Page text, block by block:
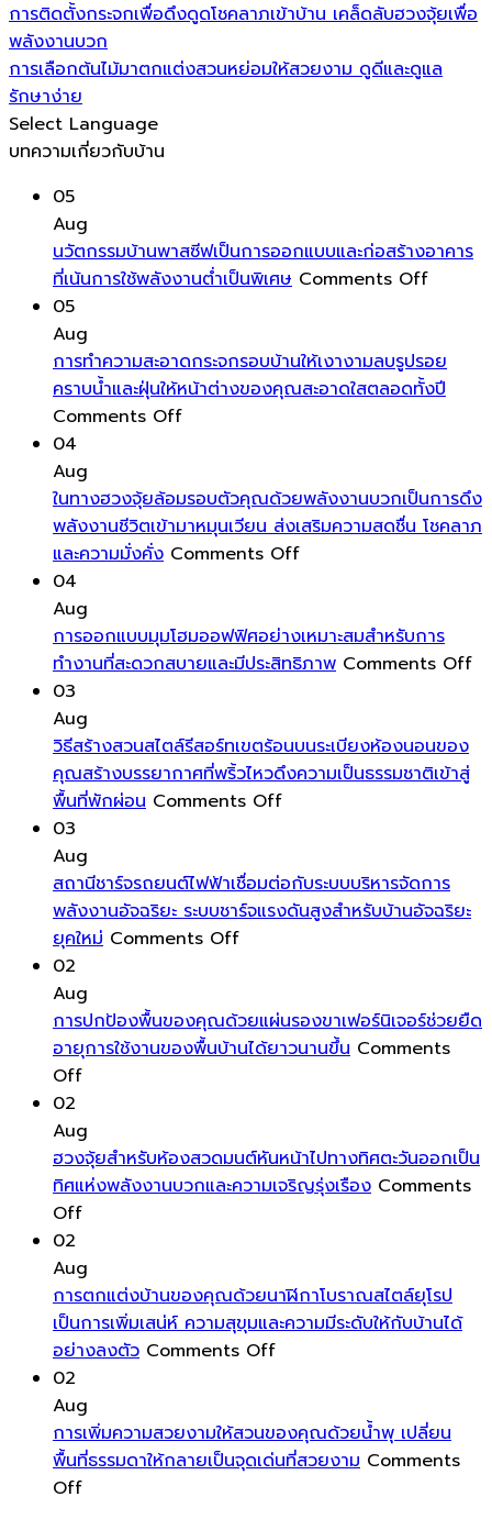
การติดตั้งกระจกเพื่อดึงดูดโชคลาภเข้าบ้าน เคล็ดลับฮวงจุ้ยเพื่อ
พลังงานบวก
การเลือกต้นไม้มาตกแต่งสวนหย่อมให้สวยงาม ดูดีและดูแล
รักษาง่าย
Select Language
บทความเกี่ยวกับบ้าน
05
Aug
นวัตกรรมบ้านพาสซีฟเป็นการออกแบบและก่อสร้างอาคาร
ที่เน้นการใช้พลังงานต่ำเป็นพิเศษ Comments Offon
พาส
ซีฟ
ก่อสร้าง
อาคาร
ใช้
พลังงาน
พิเศษ
05
Aug
การทำความสะอาดกระจกรอบบ้านให้เงางามลบรูปรอย
คราบน้ำและฝุ่นให้หน้าต่างของคุณสะอาดใสตลอดทั้งปี
Comments Offon
สะอาด
กระจก
รอบ
เงา
งาม
รอย
คราบ
น้ำ
ให้
หน้าต่าง
ของ
ใส
ตลอด
04
Aug
ในทางฮวงจุ้ยล้อมรอบตัวคุณด้วยพลังงานบวกเป็นการดึง
พลังงานชีวิตเข้ามาหมุนเวียน ส่งเสริมความสดชื่น โชคลาภ
และความมั่งคั่ง Comments Offon
ฮ
วง
รอบ
ตัว
บวก
เป็นการ
เข้า
มา
ความ
สดชื่น
ความ
มั่งคั่ง
04
Aug
การออกแบบมุมโฮมออฟฟิศอย่างเหมาะสมสำหรับการ
ทำงานที่สะดวกสบายและมีประสิทธิภาพ Comments Offon
ส
03
Aug
วิธีสร้างสวนสไตล์รีสอร์ทเขตร้อนบนระเบียงห้องนอนของ
คุณสร้างบรรยากาศที่พริ้วไหวดึงความเป็นธรรมชาติเข้าสู่
พื้นที่พักผ่อน Comments Offon
สวน
สไตล์
บน
ระเบียง
คุณ
สร้าง
ไหว
ดึง
เข้า
สู่
03
Aug
สถานีชาร์จรถยนต์ไฟฟ้าเชื่อมต่อกับระบบบริหารจัดการ
พลังงานอัจฉริยะ ระบบชาร์จแรงดันสูงสำหรับบ้านอัจฉริยะ
ยุคใหม่ Comments Offon
รถยนต์
ไฟฟ้า
ระบบ
บริหาร
ระบบ
ชาร์จ
แรง
สำหรับ
บ้าน
02
Aug
การปกป้องพื้นของคุณด้วยแผ่นรองขาเฟอร์นิเจอร์ช่วยยืด
อายุการใช้งานของพื้นบ้านได้ยาวนานขึ้น Comments
Offon
ปกป้อง
พื้น
ของ
คุณ
แผ่น
รอง
ขา
เฟอร์นิเจอร์
ยืด
อายุ
การ
ใช้
02
Aug
ฮวงจุ้ยสำหรับห้องสวดมนต์หันหน้าไปทางทิศตะวันออกเป็น
ทิศแห่งพลังงานบวกและความเจริญรุ่งเรือง Comments
Offon
วง
จุ้ย
สำหรับ
ห้อง
มนต์
หัน
หน้า
ไป
02
Aug
การตกแต่งบ้านของคุณด้วยนาฬิกาโบราณสไตล์ยุโรป
เป็นการเพิ่มเสน่ห์ ความสุขุมและความมีระดับให้กับบ้านได้
อย่างลงตัว Comments Offon
บ้าน
ของ
02
Aug
การเพิ่มความสวยงามให้สวนของคุณด้วยน้ำพุ เปลี่ยน
พื้นที่ธรรมดาให้กลายเป็นจุดเด่นที่สวยงาม Comments
Offon